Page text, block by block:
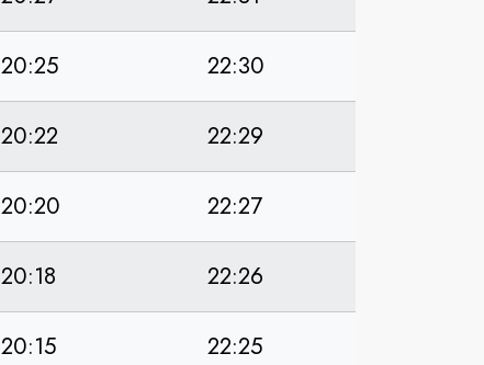
20:25 22:30
20:22 22:29
20:20 22:27
20:18 22:26
20:15 22:25